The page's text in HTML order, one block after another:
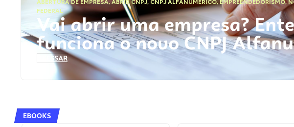
ABERTURA DE EMPRESA,ABRIR CNPJ, CNPJ ALFANUMÉRICO, EMPREENDEDORISMO,
FEDERAL
Vai abrir uma empresa?
funciona o novo CNPJ
ACESSAR
EBOOKS